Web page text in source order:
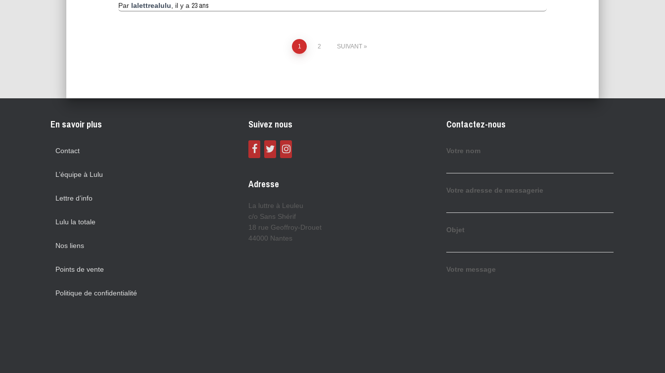
Par lalettrealulu , il y a 23 ans
1 2 SUIVANT
En savoir plus
Contact
L’équipe à Lulu
Lettre d’info
Lulu la totale
Nos liens
Points de vente
Politique de confidentialité
Suivez nous
Adresse
La luttre à Leuleu
c/o Sans Shérif
18 rue Geoffroy-Drouet
44000 Nantes
Contactez-nous
Votre nom
Votre adresse de messagerie
Objet
Votre message